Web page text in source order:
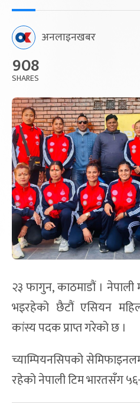
अनलाइनखबर
908
SHARES
२३ फागुन, काठमाडौं । नेपाली
भइरहेको छैटौं एसियन
कांस्य पदक प्राप्त गरेको छ ।
च्याम्पियनसिपको
रहेको नेपाली टिम भारतसँग